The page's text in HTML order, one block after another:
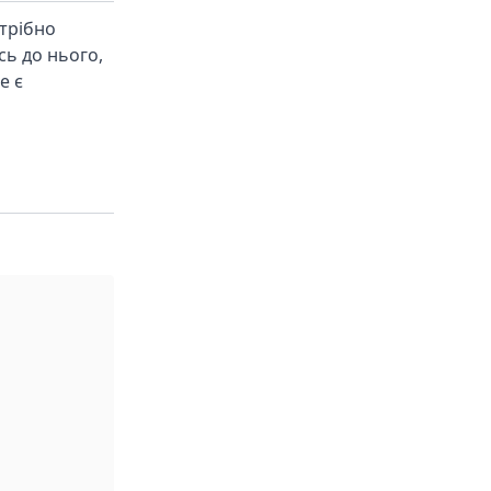
до нього,
є